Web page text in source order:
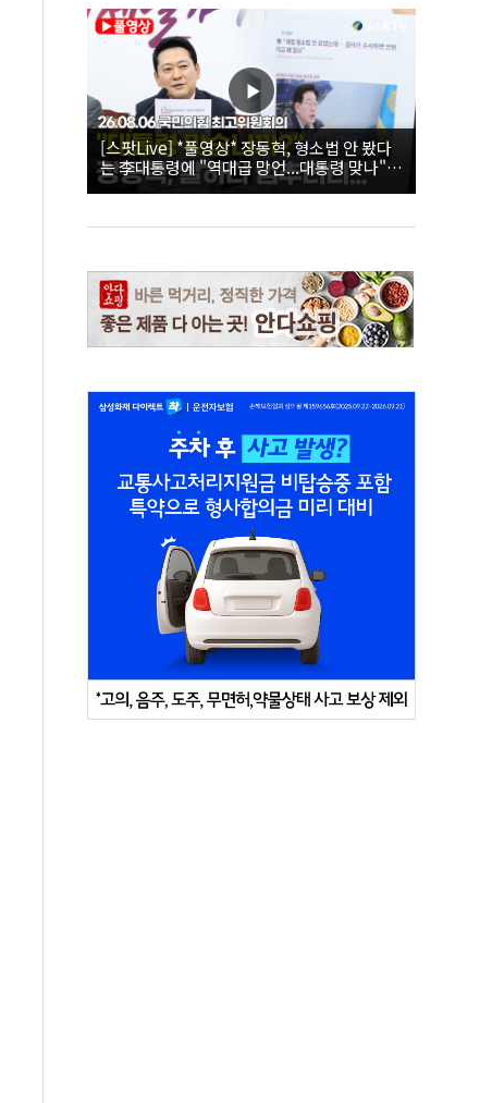
[스팟Live] *풀영상* 장동혁, 형소법 안 봤다
는 李대통령에 "역대급 망언...대통령 맞나"｜
26.08.06 국민의힘 최고위원회의